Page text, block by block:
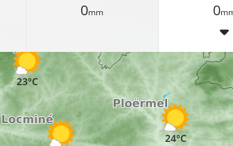
0mm
0
24°C
23°C
22°C